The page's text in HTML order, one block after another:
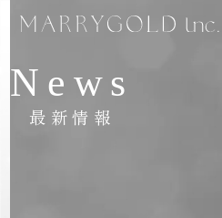
News
最新情報